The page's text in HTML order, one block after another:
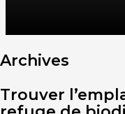
Archives
Trouver